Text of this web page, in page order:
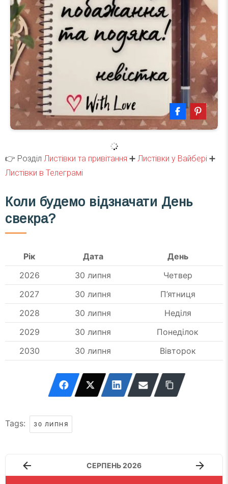
👉 Розділ Листівки та привітання ➕ Листівки у Вайбері ➕
Листівки в Телеграмі
Коли будемо відзначати День
свекра?
Рік Дата
День
2026
30 липня
Четвер
2027
30 липня
П’ятниця
2028
30 липня
Неділя
2029
30 липня
Понеділок
2030
30 липня Вівторок
Tags: 30 ЛИПНЯ
СЕРПЕНЬ 2026